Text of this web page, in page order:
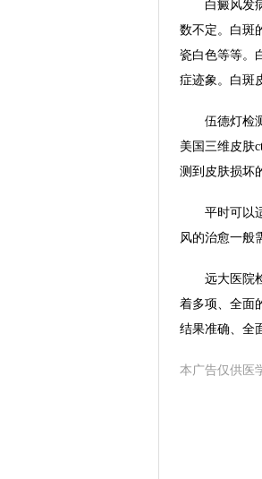
白癜风发病
数不定。白斑
瓷白色等等。
症迹象。白斑
伍德灯检测+
美国三维皮肤
测到皮肤损坏
平时可以适
风的治愈一般
远大医院检
着多项、全面
结果准确、全
本广告仅供医